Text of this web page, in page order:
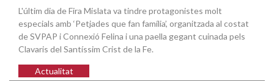
L'últim dia de Fira Mislata va tindre protagonistes molt
especials amb ‘Petjades que fan família’, organitzada al costat
de SVPAP i Connexió Felina i una paella gegant cuinada pels
Clavaris del Santíssim Crist de la Fe.
Actualitat